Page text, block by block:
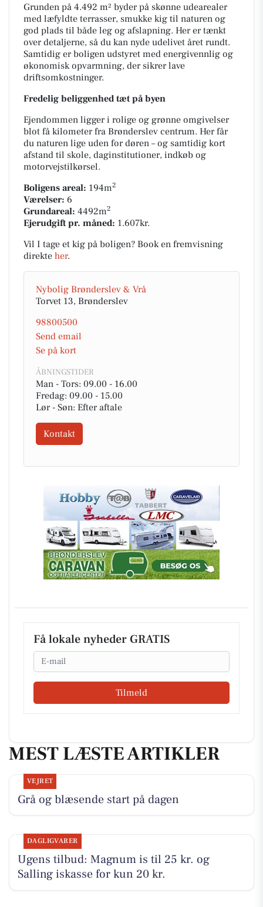
Grunden på 4.492 m² byder på skønne udearealer
med læfyldte terrasser, smukke kig til naturen og
god plads til både leg og afslapning. Her er tænkt
over detaljerne, så du kan nyde udelivet året rundt.
Samtidig er boligen udstyret med energivennlig og
økonomisk opvarmning, der sikrer lave
driftsomkostninger.
Fredelig beliggenhed tæt på byen
Ejendommen ligger i rolige og grønne omgivelser
blot få kilometer fra Brønderslev centrum. Her får
du naturen lige uden for døren – og samtidig kort
afstand til skole, daginstitutioner, indkøb og
motorvejstilkørsel.
Boligens areal: 194m2
Værelser: 6
Grundareal: 4492m2
Ejerudgift pr. måned: 1.607kr.
Vil I tage et kig på boligen? Book en fremvisning
direkte her.
Nybolig Brønderslev & Vrå
Torvet 13, Brønderslev
98800500
Send email
Se på kort
ÅBNINGSTIDER
Man - Tors: 09.00 - 16.00
Fredag: 09.00 - 15.00
Lør - Søn: Efter aftale
Kontakt
Få lokale nyheder GRATIS
Email
Tilmeld
MEST LÆSTE ARTIKLER
VEJRET
Grå og blæsende start på dagen
DAGLIGVARER
Ugens tilbud: Magnum is til 25 kr. og
Salling iskasse for kun 20 kr.